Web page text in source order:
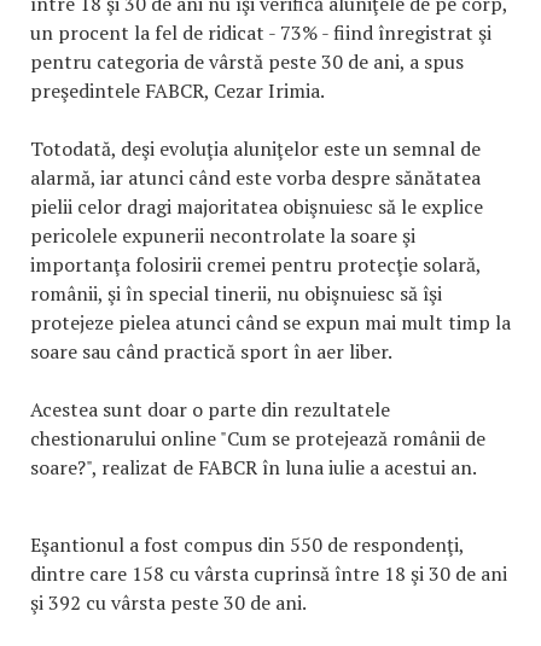
un procent la fel de ridicat - 73% - fiind înregistrat şi
pentru categoria de vârstă peste 30 de ani, a spus
preşedintele FABCR, Cezar Irimia.
Totodată, deşi evoluţia aluniţelor este un semnal de
alarmă, iar atunci când este vorba despre sănătatea
pielii celor dragi majoritatea obişnuiesc să le explice
pericolele expunerii necontrolate la soare şi
importanţa folosirii cremei pentru protecţie solară,
românii, şi în special tinerii, nu obişnuiesc să îşi
protejeze pielea atunci când se expun mai mult timp la
soare sau când practică sport în aer liber.
Acestea sunt doar o parte din rezultatele
chestionarului online "Cum se protejează românii de
soare?", realizat de FABCR în luna iulie a acestui an.
Eşantionul a fost compus din 550 de respondenţi,
dintre care 158 cu vârsta cuprinsă între 18 şi 30 de ani
şi 392 cu vârsta peste 30 de ani.